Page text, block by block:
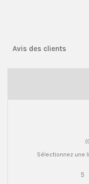
Avis des clients
Sélectionnez une
5